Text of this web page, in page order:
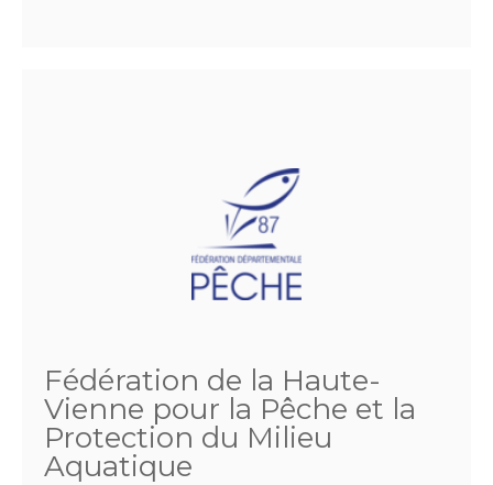
Fédération de la Haute-
Vienne pour la Pêche et la
Protection du Milieu
Aquatique